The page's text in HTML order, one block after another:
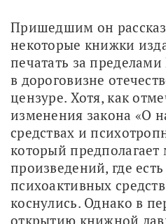
Пришедшим он
некоторые книжки
печатать за
в дороговизне
цензуре. Хотя, как
изменения закона «О
средствах и
который предполагает
произведений, где
психоактивных
коснулись. Однако в
открытию книжной